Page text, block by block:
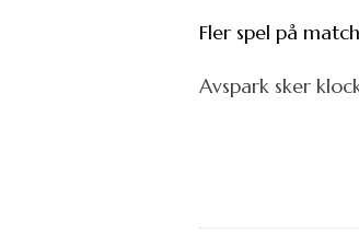
Fler spel på
Avspark sker